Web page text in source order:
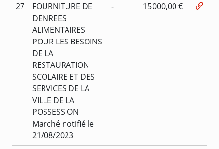
27
FOURNITURE DE
DENREES
ALIMENTAIRES
POUR LES BESOINS
DE LA
RESTAURATION
SCOLAIRE ET DES
SERVICES DE LA
VILLE DE LA
POSSESSION
Marché notifié le
21/08/2023
- 15 000,00 €